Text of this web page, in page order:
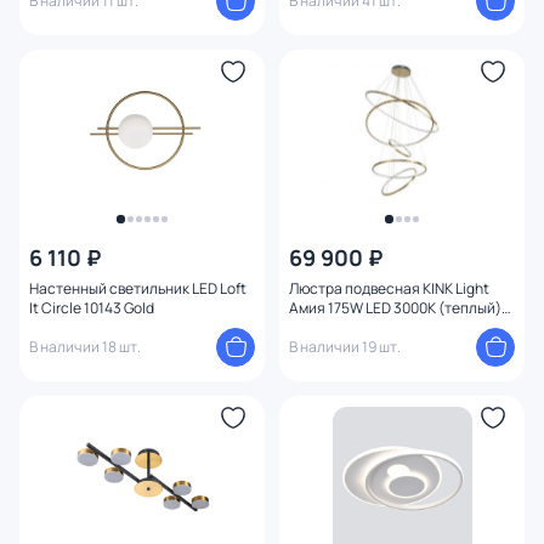
6 110 ₽
Настенный светильник LED Loft
It Circle 10143 Gold
В наличии 18 шт.
69 900 ₽
Люстра подвесная KINK Light
Амия 175W LED 3000К (теплый)
В наличии 19 шт.